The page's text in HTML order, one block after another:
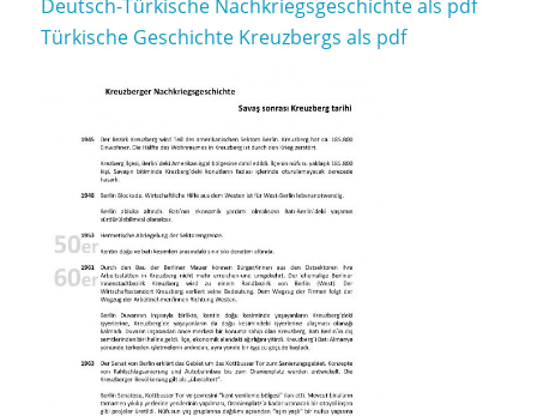
Deutsch-Türkische Nachkriegsgeschichte als pdf
Türkische Geschichte Kreuzbergs als pdf